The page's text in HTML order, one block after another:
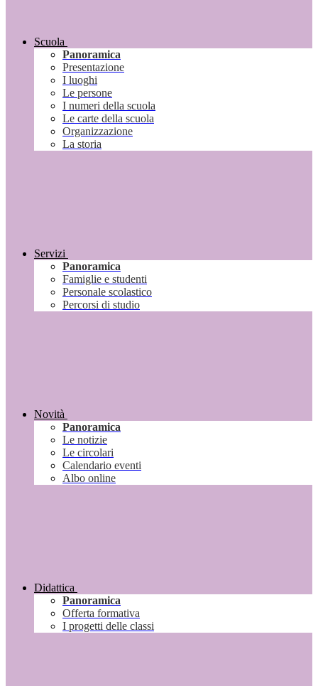
Scuola
Panoramica
Presentazione
I luoghi
Le persone
I numeri della scuola
Le carte della scuola
Organizzazione
La storia
Servizi
Panoramica
Famiglie e studenti
Personale scolastico
Percorsi di studio
Novità
Panoramica
Le notizie
Le circolari
Calendario eventi
Albo online
Didattica
Panoramica
Offerta formativa
I progetti delle classi